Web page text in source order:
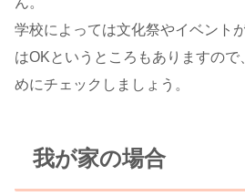
学校によっては文化祭やイベント
はOKというところもありますの
めにチェックしましょう。
我が家の場合